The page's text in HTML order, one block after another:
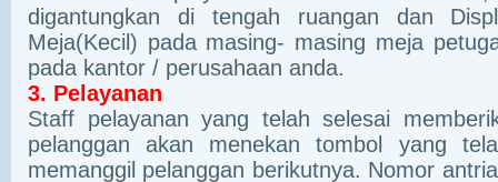
digantungkan di tengah ruangan dan
Meja(Kecil) pada masing- masing meja
pada kantor / perusahaan anda.
3. Pelayanan
Staff pelayanan yang telah selesai
pelanggan akan menekan tombol yang
memanggil pelanggan berikutnya. Nomor